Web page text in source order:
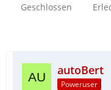
Geschlossen
autoBert
Poweruser